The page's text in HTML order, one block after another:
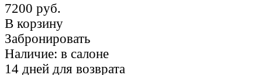
7200 руб.
В корзину
Забронировать
Наличие: в салоне
14 дней для возврата